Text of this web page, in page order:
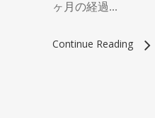
ヶ月の経過...
Continue Reading